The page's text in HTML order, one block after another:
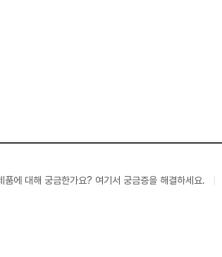
품에 대해 궁금한가요? 여기서 궁금증을 해결하세요.